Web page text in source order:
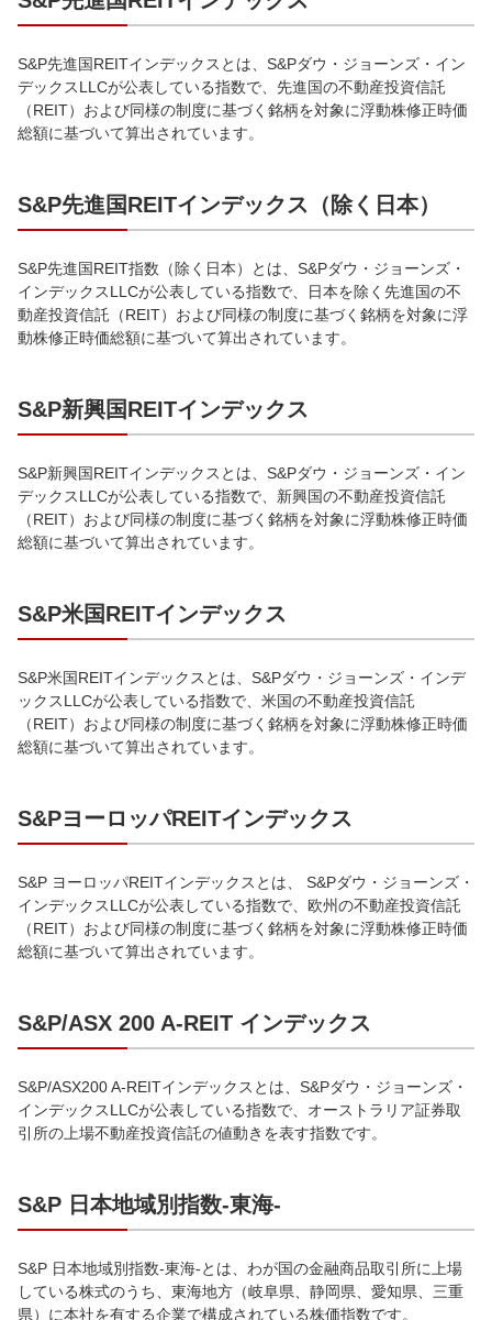
S&P先進国REITインデックスとは、S&Pダウ・ジョーンズ・イン
デックスLLCが公表している指数で、先進国の不動産投資信託
（REIT）および同様の制度に基づく銘柄を対象に浮動株修正時価
総額に基づいて算出されています。
S&P先進国REITインデックス（除く日本）
S&P先進国REIT指数（除く日本）とは、S&Pダウ・ジョーンズ・
インデックスLLCが公表している指数で、日本を除く先進国の不
動産投資信託（REIT）および同様の制度に基づく銘柄を対象に浮
動株修正時価総額に基づいて算出されています。
S&P新興国REITインデックス
S&P新興国REITインデックスとは、S&Pダウ・ジョーンズ・イン
デックスLLCが公表している指数で、新興国の不動産投資信託
（REIT）および同様の制度に基づく銘柄を対象に浮動株修正時価
総額に基づいて算出されています。
S&P米国REITインデックス
S&P米国REITインデックスとは、S&Pダウ・ジョーンズ・インデ
ックスLLCが公表している指数で、米国の不動産投資信託
（REIT）および同様の制度に基づく銘柄を対象に浮動株修正時価
総額に基づいて算出されています。
S&PヨーロッパREITインデックス
S&P ヨーロッパREITインデックスとは、 S&Pダウ・ジョーンズ・
インデックスLLCが公表している指数で、欧州の不動産投資信託
（REIT）および同様の制度に基づく銘柄を対象に浮動株修正時価
総額に基づいて算出されています。
S&P/ASX 200 A-REIT インデックス
S&P/ASX200 A-REITインデックスとは、S&Pダウ・ジョーンズ・
インデックスLLCが公表している指数で、オーストラリア証券取
引所の上場不動産投資信託の値動きを表す指数です。
S&P 日本地域別指数-東海-
S&P 日本地域別指数-東海-とは、わが国の金融商品取引所に上場
している株式のうち、東海地方（岐阜県、静岡県、愛知県、三重
県）に本社を有する企業で構成されている株価指数です。